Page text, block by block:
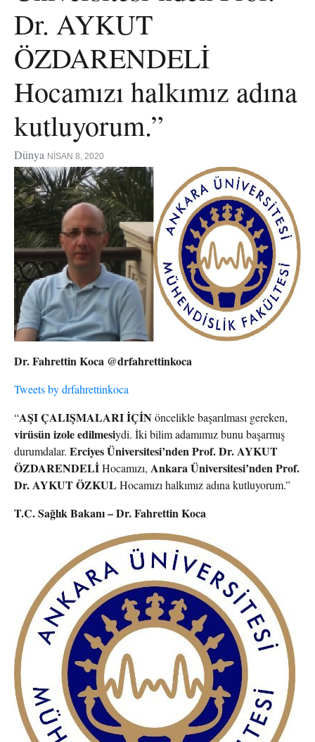
Dr. AYKUT
ÖZDARENDELİ
Hocamızı halkımız adına
kutluyorum.”
Dünya NISAN 8, 2020
Dr. Fahrettin Koca @drfahrettinkoca
Tweets by drfahrettinkoca
“AŞI ÇALIŞMALARI İÇİN öncelikle başarılması gereken,
virüsün izole edilmesiydi. İki bilim adamımız bunu başarmış
durumdalar. Erciyes Üniversitesi’nden Prof. Dr. AYKUT
ÖZDARENDELİHocamızı, Ankara Üniversitesi’nden Prof.
Dr. AYKUT ÖZKUL Hocamızı halkımız adına kutluyorum.”
T.C. Sağlık Bakanı – Dr. Fahrettin Koca